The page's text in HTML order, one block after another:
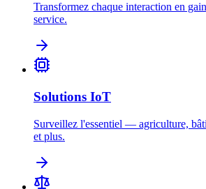
Transformez chaque interaction en
service.
Solutions IoT
Surveillez l'essentiel — agriculture,
et plus.